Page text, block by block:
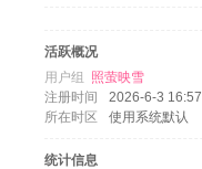
活跃概况
用户组 照萤映雪
注册时间
2026-6-3 16:57
所在时区
使用系统默认
统计信息